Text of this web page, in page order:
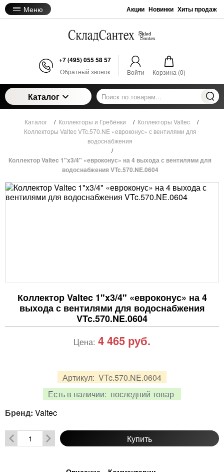
Меню Акции Новинки Хиты продаж
+7 (495) 055 58 57
Обратный звонок Войти Корзина (0)
Каталог
Каталог / Коллекторы и Гребёнки / Коллекторы Valtec
/
Коллекторы Valtec VTc.570.NE «евроконус» с вентилями для
водоснабжения
/
Коллектор Valtec 1"x3/4" «евроконус» на 4 выхода с вентилями для
водоснабжения VTc.570.NE.0604
Коллектор Valtec 1"x3/4" «евроконус» на 4
выхода с вентилями для водоснабжения
VTc.570.NE.0604
Артикул: VTc.570.NE.0604
Есть в наличии: последний товар
Цена: 4 465 руб.
Бренд: Valtec
Купить